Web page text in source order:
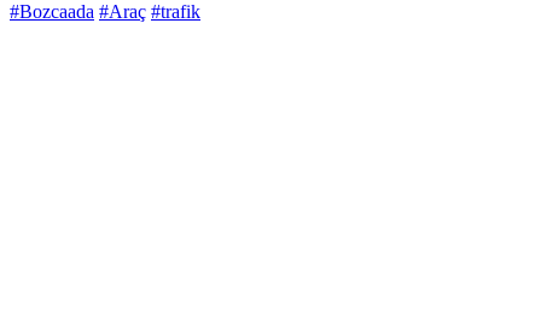
#Bozcaada #Araç #trafik